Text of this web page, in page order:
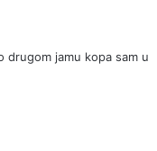
drugom jamu kopa sam u